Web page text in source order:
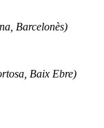
Barcelonès)
Baix Ebre)